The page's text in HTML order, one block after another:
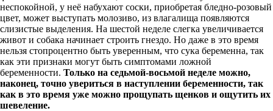
неспокойной, у неё набухают соски, приобретая бледно-розовый
цвет, может выступать молозиво, из влагалища появляются
слизистые выделения. На шестой неделе слегка увеличивается
живот и собака начинает строить гнездо. Но даже в это время
нельзя стопроцентно быть уверенным, что сука беременна, так
как эти признаки могут быть симптомами ложной
беременности. Только на седьмой-восьмой неделе можно,
наконец, точно увериться в наступлении беременности, так
как в это время уже можно прощупать щенков и ощутить их
шевеление.